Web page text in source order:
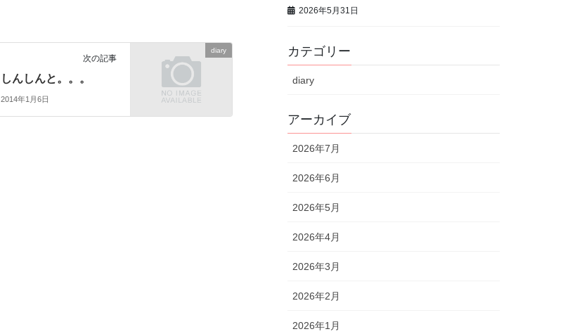
diary
次の記事
しんしんと。。。
2014年1月6日
2026年5月31日
カテゴリー
diary
アーカイブ
2026年7月
2026年6月
2026年5月
2026年4月
2026年3月
2026年2月
2026年1月